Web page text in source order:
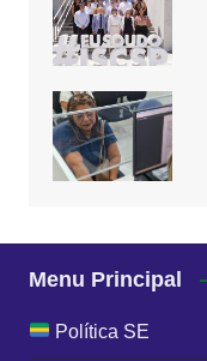
Menu Principal
Política SE